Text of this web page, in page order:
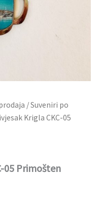
/Suveniri po
Krigla CKC-05
05 Primošten